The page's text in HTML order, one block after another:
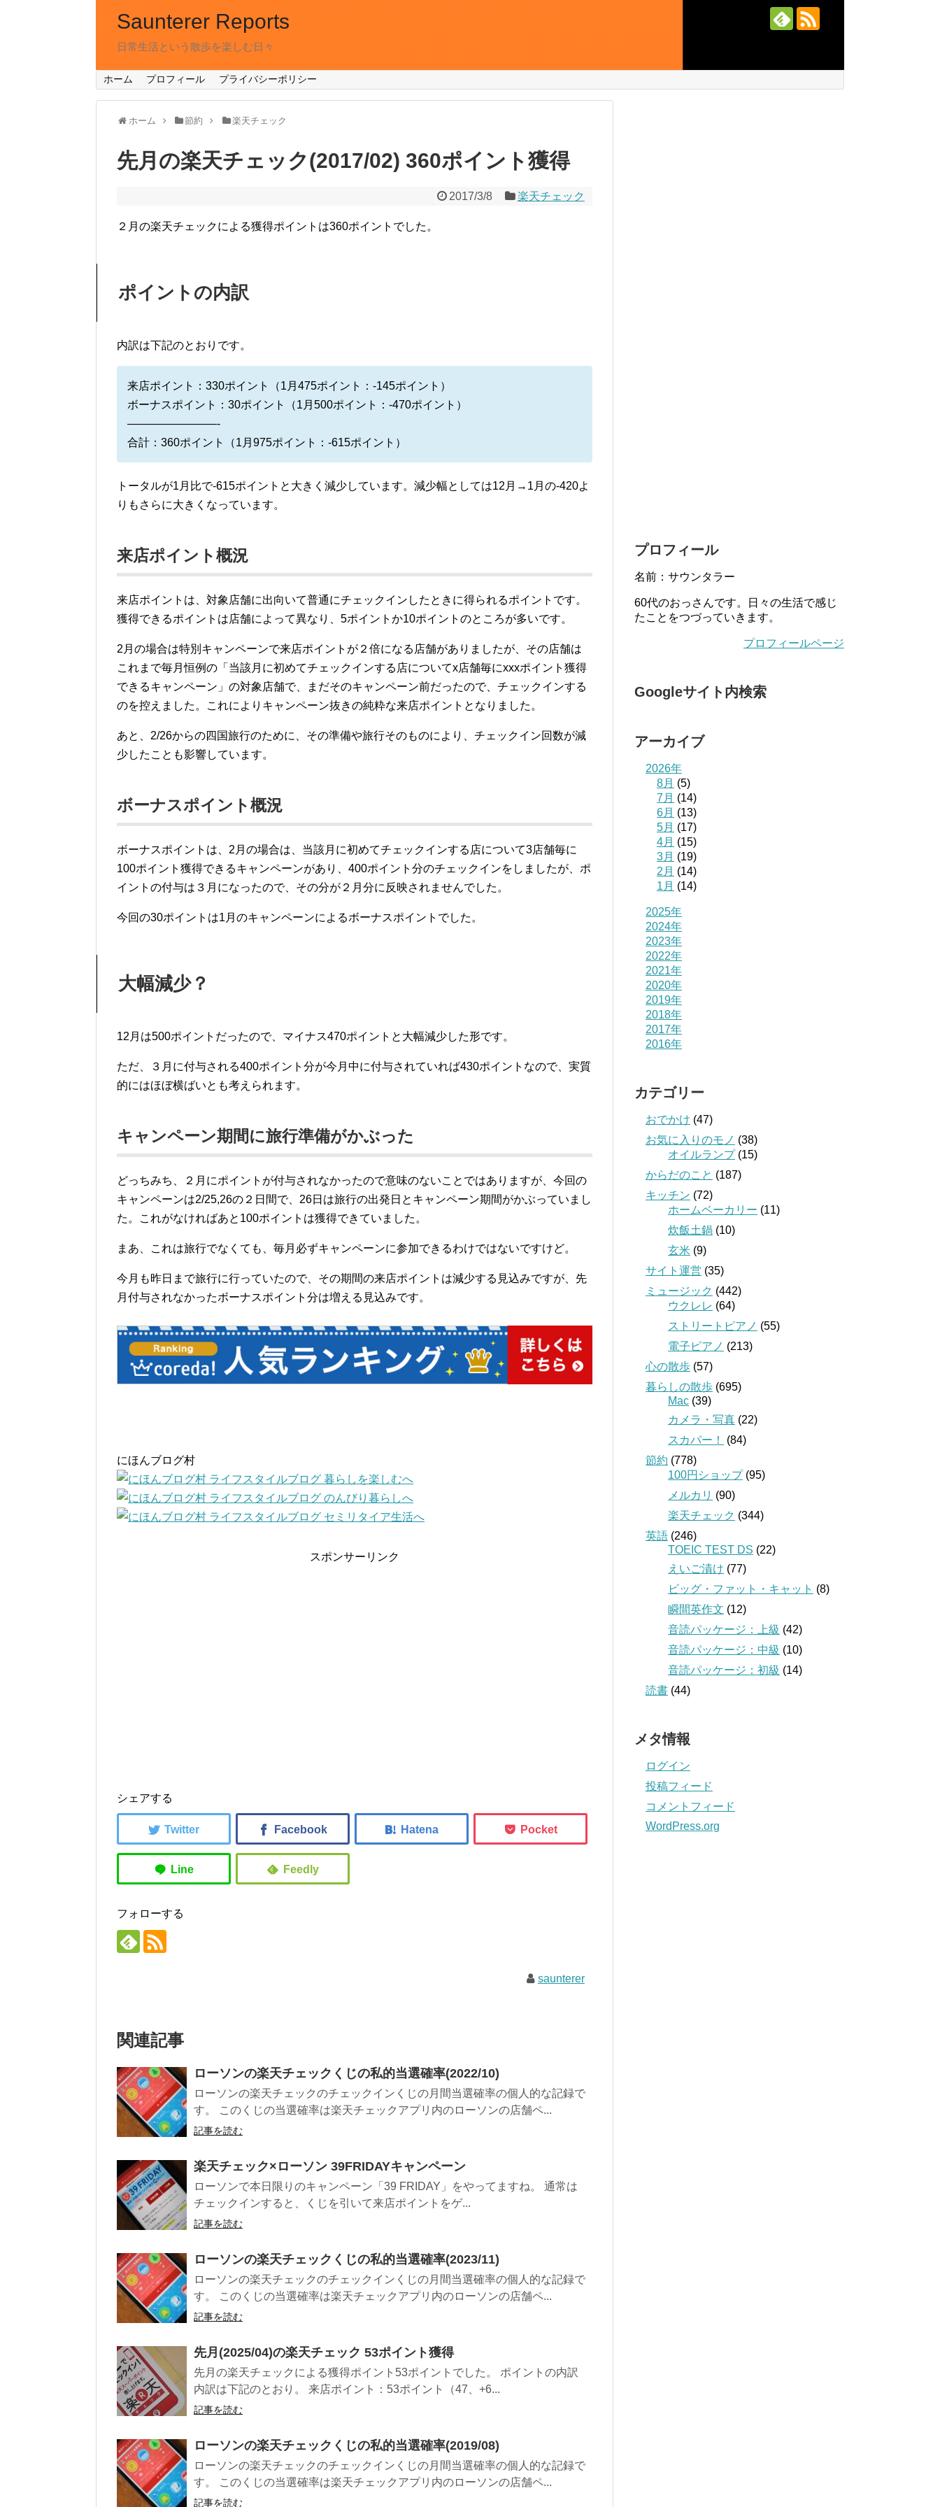
Saunterer Reports
日常生活という散歩を楽しむ日々
ホーム プロフィール プライバシーポリシー
ホーム 節約 楽天チェック
先月の楽天チェック(2017/02) 360ポイント獲得
2017/3/8 楽天チェック
２月の楽天チェックによる獲得ポイントは360ポイントでした。
ポイントの内訳
内訳は下記のとおりです。
来店ポイント：330ポイント（1月475ポイント：-145ポイント）
ボーナスポイント：30ポイント（1月500ポイント：-470ポイント）
————————-
合計：360ポイント（1月975ポイント：-615ポイント）
トータルが1月比で-615ポイントと大きく減少しています。減少幅としては12月→1月の-420よ
りもさらに大きくなっています。
来店ポイント概況
来店ポイントは、対象店舗に出向いて普通にチェックインしたときに得られるポイントです。
獲得できるポイントは店舗によって異なり、5ポイントか10ポイントのところが多いです。
2月の場合は特別キャンペーンで来店ポイントが２倍になる店舗がありましたが、その店舗は
これまで毎月恒例の「当該月に初めてチェックインする店についてx店舗毎にxxxポイント獲得
できるキャンペーン」の対象店舗で、まだそのキャンペーン前だったので、チェックインする
のを控えました。これによりキャンペーン抜きの純粋な来店ポイントとなりました。
あと、2/26からの四国旅行のために、その準備や旅行そのものにより、チェックイン回数が減
少したことも影響しています。
ボーナスポイント概況
ボーナスポイントは、2月の場合は、当該月に初めてチェックインする店について3店舗毎に
100ポイント獲得できるキャンペーンがあり、400ポイント分のチェックインをしましたが、ポ
イントの付与は３月になったので、その分が２月分に反映されませんでした。
今回の30ポイントは1月のキャンペーンによるボーナスポイントでした。
大幅減少？
12月は500ポイントだったので、マイナス470ポイントと大幅減少した形です。
ただ、３月に付与される400ポイント分が今月中に付与されていれば430ポイントなので、実質
的にはほぼ横ばいとも考えられます。
キャンペーン期間に旅行準備がかぶった
どっちみち、２月にポイントが付与されなかったので意味のないことではありますが、今回の
キャンペーンは2/25,26の２日間で、26日は旅行の出発日とキャンペーン期間がかぶっていまし
た。これがなければあと100ポイントは獲得できていました。
まあ、これは旅行でなくても、毎月必ずキャンペーンに参加できるわけではないですけど。
今月も昨日まで旅行に行っていたので、その期間の来店ポイントは減少する見込みですが、先
月付与されなかったボーナスポイント分は増える見込みです。
にほんブログ村
スポンサーリンク
シェアする
フォローする
saunterer
関連記事
ローソンの楽天チェックくじの私的当選確率(2022/10)
ローソンの楽天チェックのチェックインくじの月間当選確率の個人的な記録で
す。 このくじの当選確率は楽天チェックアプリ内のローソンの店舗ペ...
記事を読む
楽天チェック×ローソン 39FRIDAYキャンペーン
ローソンで本日限りのキャンペーン「39 FRIDAY」をやってますね。 通常は
チェックインすると、くじを引いて来店ポイントをゲ...
記事を読む
ローソンの楽天チェックくじの私的当選確率(2023/11)
ローソンの楽天チェックのチェックインくじの月間当選確率の個人的な記録で
す。 このくじの当選確率は楽天チェックアプリ内のローソンの店舗ペ...
記事を読む
先月(2025/04)の楽天チェック 53ポイント獲得
先月の楽天チェックによる獲得ポイント53ポイントでした。 ポイントの内訳
内訳は下記のとおり。 来店ポイント：53ポイント（47、+6...
記事を読む
ローソンの楽天チェックくじの私的当選確率(2019/08)
ローソンの楽天チェックのチェックインくじの月間当選確率の個人的な記録で
す。 このくじの当選確率は楽天チェックアプリ内のローソンの店舗ペ...
記事を読む
プロフィール
名前：サウンタラー
60代のおっさんです。日々の生活で感じ
たことをつづっていきます。
プロフィールページ
Googleサイト内検索
アーカイブ
2026年
8月 (5)
7月 (14)
6月 (13)
5月 (17)
4月 (15)
3月 (19)
2月 (14)
1月 (14)
2025年
2024年
2023年
2022年
2021年
2020年
2019年
2018年
2017年
2016年
カテゴリー
おでかけ (47)
お気に入りのモノ (38)
オイルランプ(15)
からだのこと (187)
キッチン (72)
ホームベーカリー (11)
炊飯土鍋 (10)
玄米 (9)
サイト運営 (35)
ミュージック (442)
ウクレレ (64)
ストリートピアノ (55)
電子ピアノ (213)
心の散歩 (57)
暮らしの散歩 (695)
Mac (39)
カメラ・写真 (22)
スカパー！
(84)
節約 (778)
100円ショップ(95)
メルカリ (90)
楽天チェック (344)
英語 (246)
TOEIC TEST DS (22)
えいご漬け (77)
ビッグ・ファット・キャット (8)
瞬間英作文 (12)
音読パッケージ：上級 (42)
音読パッケージ：中級 (10)
音読パッケージ：初級 (14)
読書 (44)
メタ情報
ログイン
投稿フィード
コメントフィード
WordPress.org